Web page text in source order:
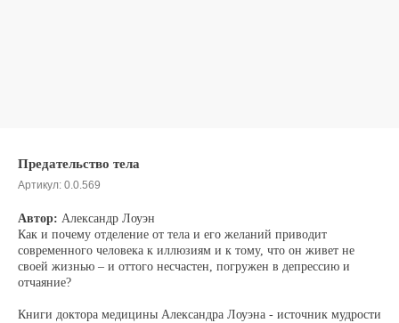
Предательство тела
Артикул: 0.0.569
Автор: Александр Лоуэн
Как и почему отделение от тела и его желаний приводит
современного человека к иллюзиям и к тому, что он живет не
своей жизнью – и оттого несчастен, погружен в депрессию и
отчаяние?
Книги доктора медицины Александра Лоуэна - источник мудрости